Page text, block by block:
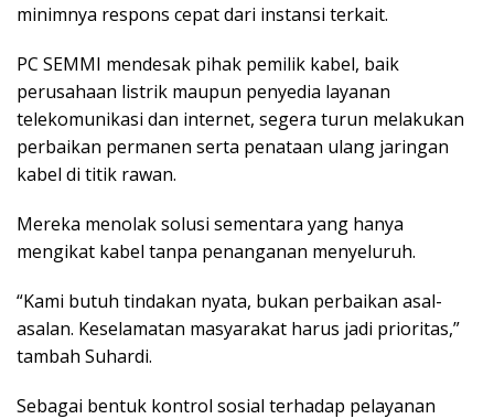
minimnya respons cepat dari instansi terkait.
PC SEMMI mendesak pihak pemilik kabel, baik
perusahaan listrik maupun penyedia layanan
telekomunikasi dan internet, segera turun melakukan
perbaikan permanen serta penataan ulang jaringan
kabel di titik rawan.
Mereka menolak solusi sementara yang hanya
mengikat kabel tanpa penanganan menyeluruh.
“Kami butuh tindakan nyata, bukan perbaikan asal-
asalan. Keselamatan masyarakat harus jadi prioritas,”
tambah Suhardi.
Sebagai bentuk kontrol sosial terhadap pelayanan